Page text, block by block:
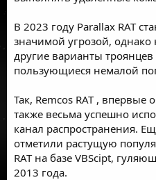
В 2023 году Parallax RAT
значимой угрозой, однако
другие варианты
пользующиеся немалой
Так, Remcos RAT, впервые
также весьма успешно
канал распространения.
отметили растущую
RATна базе VBScipt,
2013 года.